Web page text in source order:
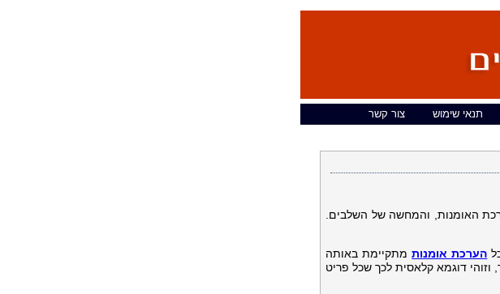
תנאי שימוש
צור קשר
האומנות, והמחשה של השלבים.
הערכת אומנותמתקיימת באותה
דוגמא קלאסית לכך שכל פריט